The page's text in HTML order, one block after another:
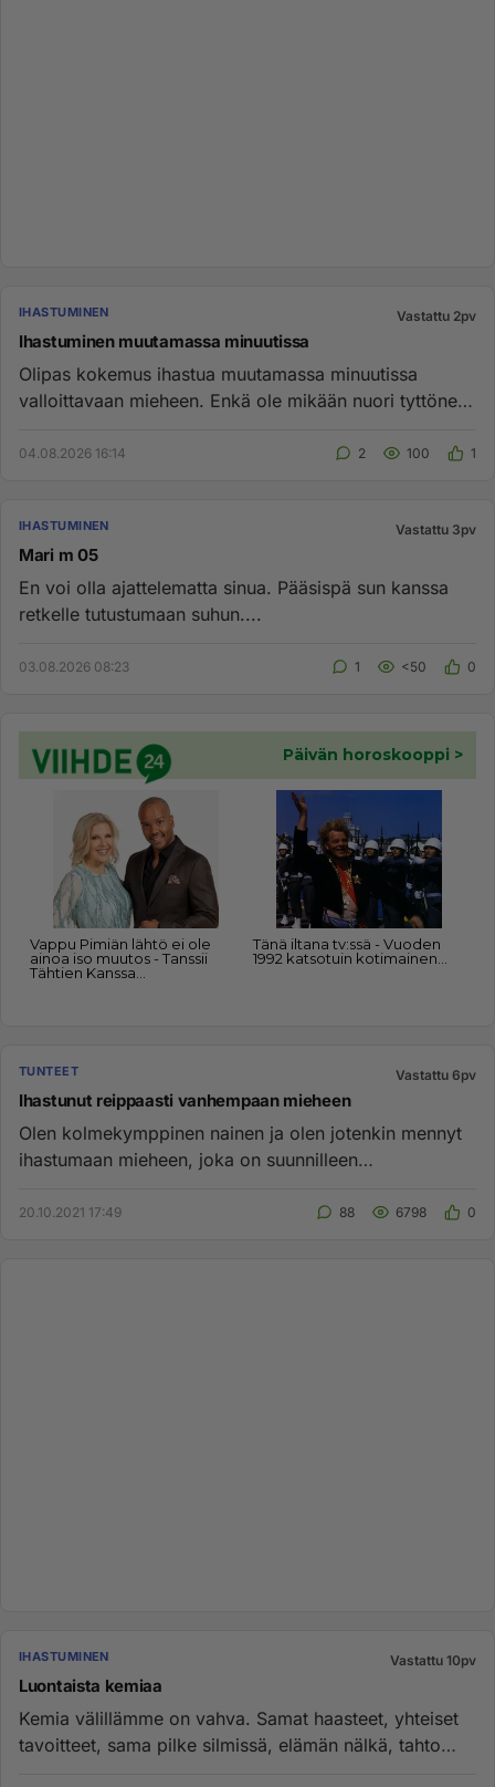
IHASTUMINEN Vastattu 2pv
Ihastuminen muutamassa minuutissa
Olipas kokemus ihastua muutamassa minuutissa
valloittavaan mieheen. Enkä ole mikään nuori tyttönen.
04.08.2026 16:14 2 100 1
IHASTUMINEN Vastattu 3pv
Mari m 05
En voi olla ajattelematta sinua. Pääsispä sun kanssa
retkelle tutustumaan suhun....
03.08.2026 08:23 1 <50 0
TUNTEET Vastattu 6pv
Ihastunut reippaasti vanhempaan mieheen
Olen kolmekymppinen nainen ja olen jotenkin mennyt
ihastumaan mieheen, joka on suunnilleen
20.10.2021 17:49 88 6798 0
IHASTUMINEN Vastattu 10pv
Luontaista kemiaa
Kemia välillämme on vahva. Samat haasteet, yhteiset
tavoitteet, sama pilke silmissä, elämän nälkä, tahto